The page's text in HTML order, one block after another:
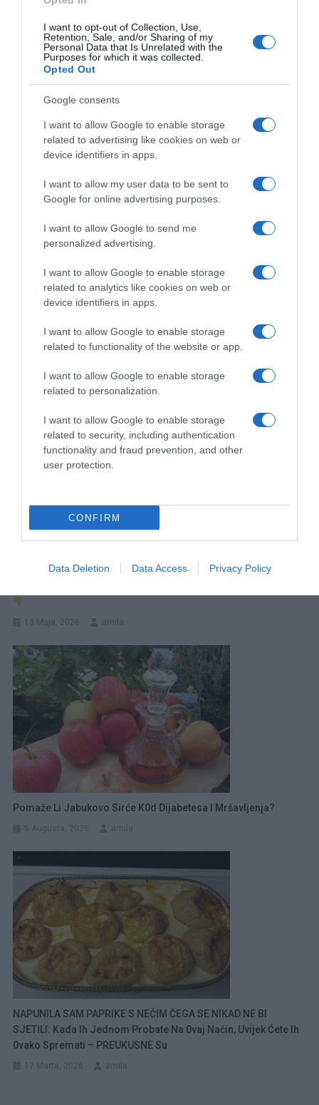
I want to opt-out of Collection, Use,
Retention, Sale, and/or Sharing of my
Personal Data that Is Unrelated with the
Purposes for which it was collected.
Opted Out
Google consents
I want to allow Google to enable storage
related to advertising like cookies on web or
device identifiers in apps.
I want to allow my user data to be sent to
Google for online advertising purposes.
I want to allow Google to send me
personalized advertising.
I want to allow Google to enable storage
related to analytics like cookies on web or
device identifiers in apps.
I want to allow Google to enable storage
related to functionality of the website or app.
I want to allow Google to enable storage
related to personalization.
I want to allow Google to enable storage
related to security, including authentication
functionality and fraud prevention, and other
user protection.
CONFIRM
Data Deletion Data Access Privacy Policy
Navigacija
članaka
0vaj Kolač Od Jagoda Je Tako Brz Da Ga Pravim Svakog
Pomaže Li Jabukovo Sirće K0d Dijabetesa I Mršavljenja?
NAPUNILA SAM PAPRIKE S NEČIM ČEGA SE NIKAD NE BI
SJETILI: Kada Ih Jednom Probate Na 0vaj Način, Uvijek Ćete Ih
0vako Spremati – PREUKUSNE Su